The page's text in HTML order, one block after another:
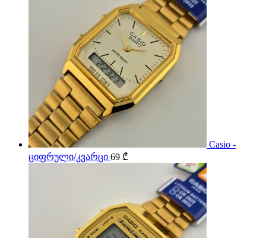
Casio -
ციფრული/კვარცი 69 ₾